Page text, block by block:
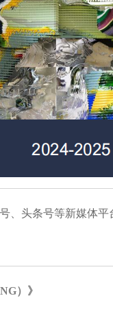
、头条号等新媒体
） 》